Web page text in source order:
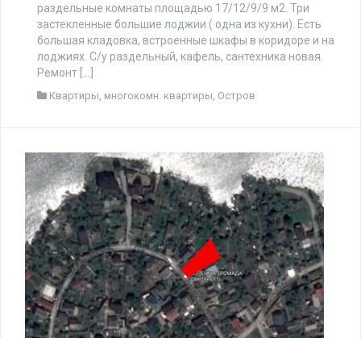
раздельные комнаты площадью 17/12/9/9 м2. Три
застекленные большие лоджии ( одна из кухни). Есть
большая кладовка, встроенные шкафы в коридоре и на
лоджиях. С/у раздельный, кафель, сантехника новая.
Ремонт […]
Квартиры многокомн. квартиры Остров